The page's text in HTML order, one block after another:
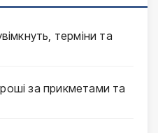
терміни та
за прикметами та